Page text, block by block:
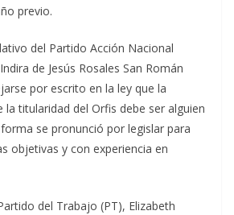
previo.
del Partido Acción Nacional
de Jesús Rosales San Román
por escrito en la ley que la
la titularidad del Orfis debe ser alguien
se pronunció por legislar para
objetivas y con experiencia en
del Trabajo (PT), Elizabeth